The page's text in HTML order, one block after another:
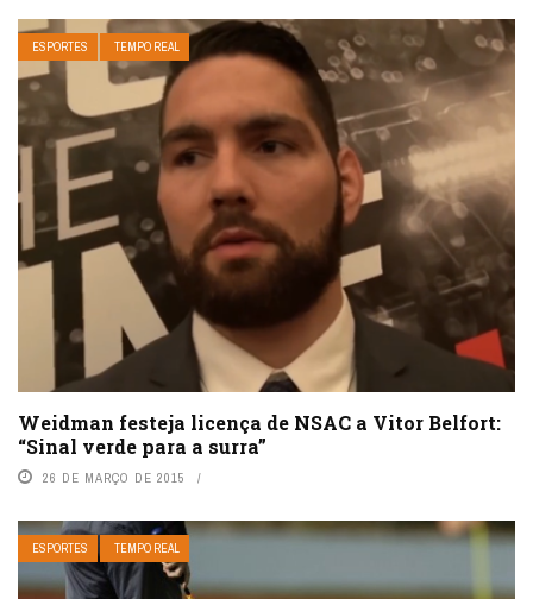
ESPORTES TEMPO REAL
Weidman festeja licença de NSAC a Vitor Belfort:
“Sinal verde para a surra”
26 DE MARÇO DE 2015
ESPORTES TEMPO REAL